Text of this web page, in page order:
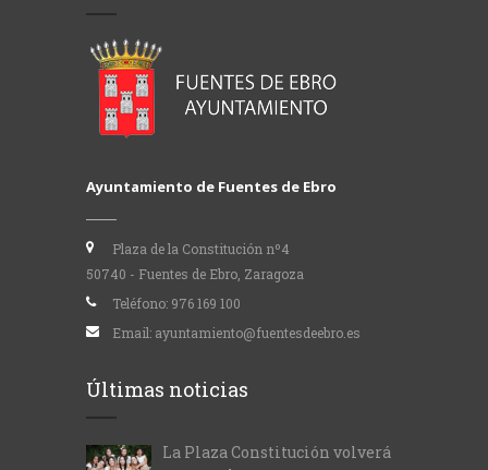
Ayuntamiento de Fuentes de Ebro
Plaza de la Constitución nº4
50740 - Fuentes de Ebro, Zaragoza
Teléfono: 976 169 100
Email: ayuntamiento@fuentesdeebro.es
Últimas noticias
La Plaza Constitución volverá